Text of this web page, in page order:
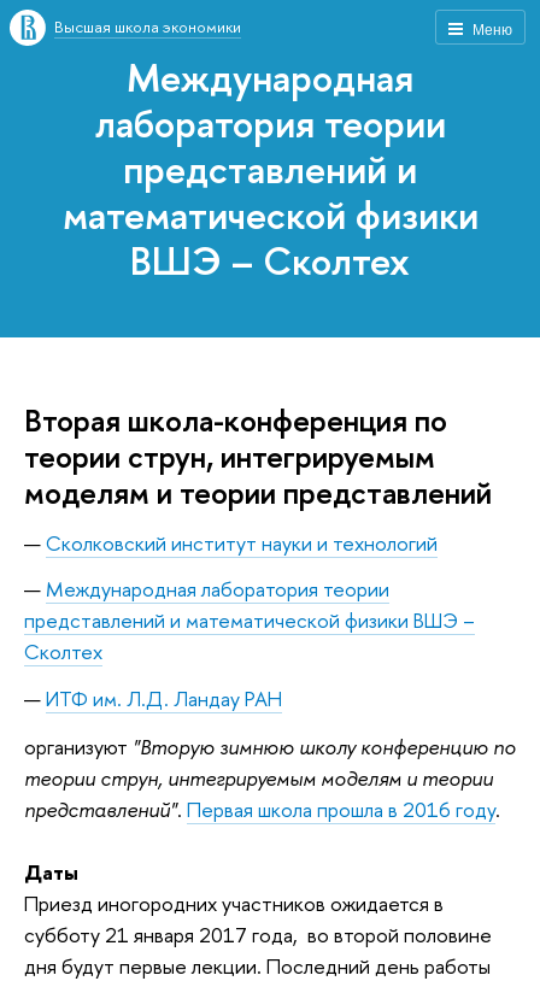
Меню
Высшая школа экономики
Международная
лаборатория теории
представлений и
математической физики
ВШЭ – Сколтех
Вторая школа-конференция по
теории струн, интегрируемым
моделям и теории представлений
Сколковский институт науки и технологий
Международная лаборатория теории
представлений и математической физики ВШЭ –
Сколтех
ИТФ им. Л.Д. Ландау РАН
организуют "Вторую зимнюю школу конференцию по
теории струн, интегрируемым моделям и теории
представлений". Первая школа прошла в 2016 году.
Даты
Приезд иногородних участников ожидается в
субботу 21 января 2017 года, во второй половине
дня будут первые лекции. Последний день работы